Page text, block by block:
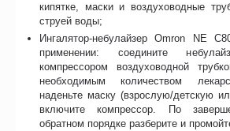
кипятке, маски и воздуховодные
струей воды;
Ингалятор-небулайзер Omron NE
применении: соедините
компрессором воздуховодной
необходимым количеством
наденьте маску (взрослую/детскую
включите компрессор. По
обратном порядке разберите и